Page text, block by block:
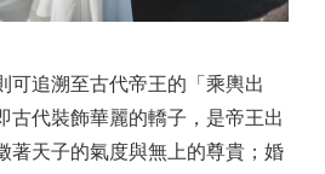
可追溯至古代帝王的「乘輿出
古代裝飾華麗的轎子，是帝王出
著天子的氣度與無上的尊貴；婚